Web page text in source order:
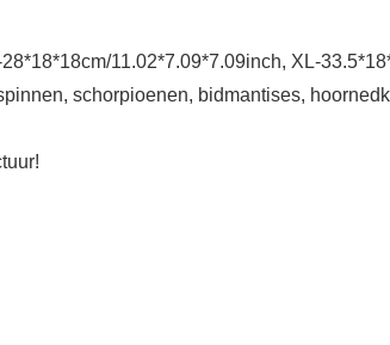
11.02*7.09*7.09inch, XL-
schorpioenen, bidmantises,